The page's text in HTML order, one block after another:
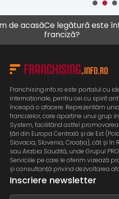
Ce legătură este între
franciză?
Franchising.info.ro este portalul cu
internaționale, pentru cei cu spirit
înceapă o afacere. Reprezentăm
francizelor, care aparține unui grup
System, facilitând astfel
țări din Europa Centrală și de Est
Slovacia, Slovenia, Croația), cât și în
sau Arabia Saudită, unde Grupul
Serviciile pe care le oferim vizează
și consultanță privind dezvoltarea
Inscriere newsletter